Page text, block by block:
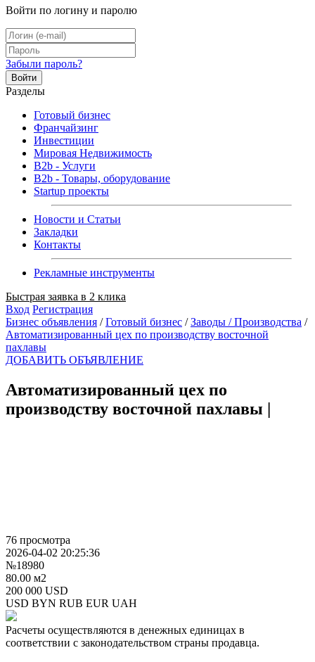
Войти по логину и паролю
Забыли пароль?
Войти
Разделы
Готовый бизнес
Франчайзинг
Инвестиции
Мировая Недвижимость
B2b - Услуги
B2b - Товары, оборудование
Startup проекты
Новости и Статьи
Закладки
Контакты
Рекламные инструменты
Быстрая заявка в 2 клика
Вход Регистрация
Бизнес объявления /Готовый бизнес /Заводы / Производства /
Автоматизированный цех по производству восточной
пахлавы
ДОБАВИТЬ ОБЪЯВЛЕНИЕ
Автоматизированный цех по
производству восточной пахлавы |
76 просмотра
2026-04-02 20:25:36
№18980
80.00 м2
200 000 USD
USD BYN RUB EUR UAH
Расчеты осуществляются в денежных единицах в
соответствии с законодательством страны продавца.